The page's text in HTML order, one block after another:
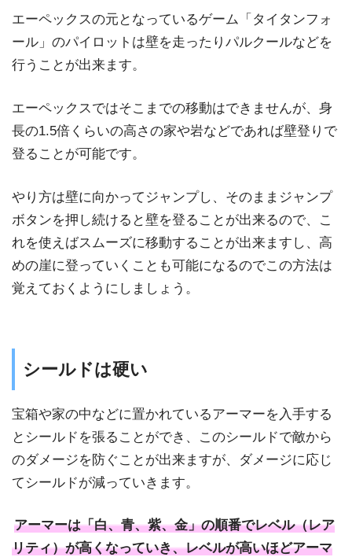
エーペックスの元となっているゲーム「タイタンフォ
ール」のパイロットは壁を走ったりパルクールなどを
行うことが出来ます。
エーペックスではそこまでの移動はできませんが、身
長の1.5倍くらいの高さの家や岩などであれば壁登りで
登ることが可能です。
やり方は壁に向かってジャンプし、そのままジャンプ
ボタンを押し続けると壁を登ることが出来るので、こ
れを使えばスムーズに移動することが出来ますし、高
めの崖に登っていくことも可能になるのでこの方法は
覚えておくようにしましょう。
シールドは硬い
宝箱や家の中などに置かれているアーマーを入手する
とシールドを張ることができ、このシールドで敵から
のダメージを防ぐことが出来ますが、ダメージに応じ
てシールドが減っていきます。
アーマーは「白、青、紫、金」の順番でレベル（レア
リティ）が高くなっていき、レベルが高いほどアーマ